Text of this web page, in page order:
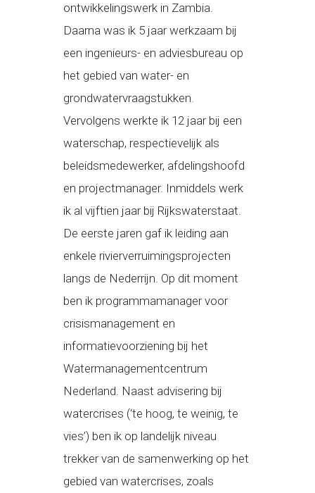
ontwikkelingswerk in Zambia.
Daarna was ik 5 jaar werkzaam bij
een ingenieurs- en adviesbureau op
het gebied van water- en
grondwatervraagstukken.
Vervolgens werkte ik 12 jaar bij een
waterschap, respectievelijk als
beleidsmedewerker, afdelingshoofd
en projectmanager. Inmiddels werk
ik al vijftien jaar bij Rijkswaterstaat.
De eerste jaren gaf ik leiding aan
enkele rivierverruimingsprojecten
langs de Nederrijn. Op dit moment
ben ik programmamanager voor
crisismanagement en
informatievoorziening bij het
Watermanagementcentrum
Nederland. Naast advisering bij
watercrises (‘te hoog, te weinig, te
vies’) ben ik op landelijk niveau
trekker van de samenwerking op het
gebied van watercrises, zoals